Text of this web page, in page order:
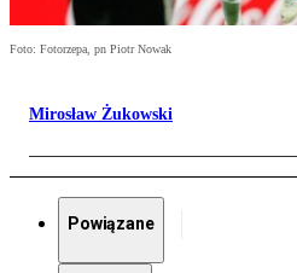
Foto: Fotorzepa, pn Piotr Nowak
Mirosław Żukowski
Powiązane